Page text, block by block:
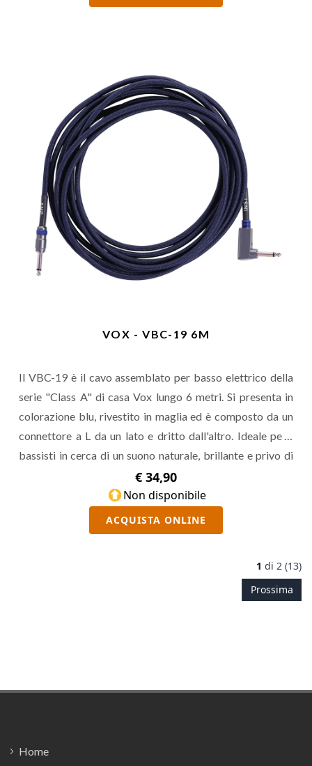
VOX - VBC-19 6M
Il VBC-19 è il cavo assemblato per basso elettrico della
serie "Class A" di casa Vox lungo 6 metri. Si presenta in
colorazione blu, rivestito in maglia ed è composto da un
connettore a L da un lato e dritto dall'altro. Ideale per i
bassisti in cerca di un suono naturale, brillante e privo di
€ 34,90
Non disponibile
ACQUISTA ONLINE
1 di 2 (13)
Prossima
Home